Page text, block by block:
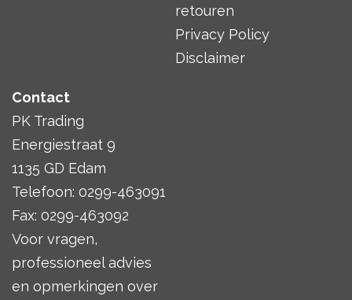
retouren
Privacy Policy
Disclaimer
Contact
PK Trading
Energiestraat 9
1135 GD Edam
Telefoon: 0299-463091
Fax: 0299-463092
Voor vragen,
professioneel advies
en opmerkingen over